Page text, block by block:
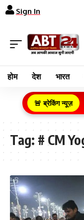
Sign In
होम देश भारत
🚨 ब्रेकिंग न्यूज़
ग्रामीण क्षेत्र के
Tag: # CM